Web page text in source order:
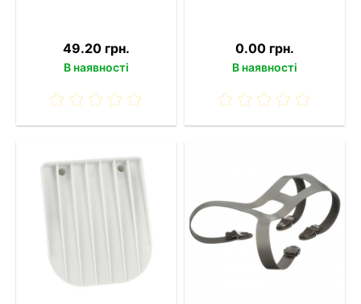
49.20 грн.
В наявності
0.00 грн.
В наявності